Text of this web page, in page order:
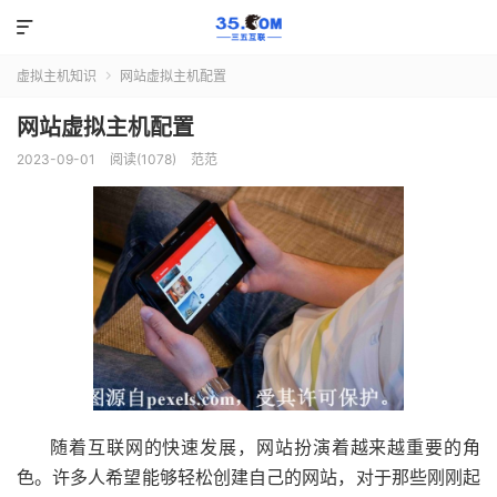

虚拟主机知识  网站虚拟主机配置
网站虚拟主机配置
2023-09-01 阅读(1078) 范范
随着互联网的快速发展，网站扮演着越来越重要的角
色。许多人希望能够轻松创建自己的网站，对于那些刚刚起